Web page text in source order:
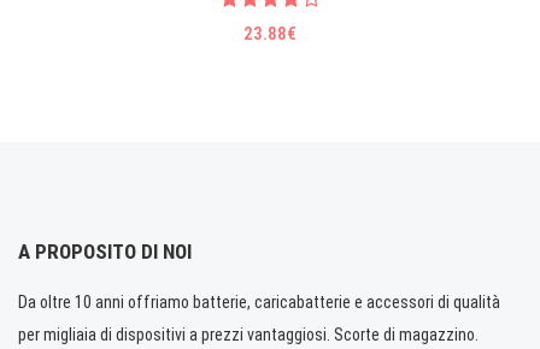
23.88€
A PROPOSITO DI NOI
Da oltre 10 anni offriamo batterie, caricabatterie e accessori di qualità
per migliaia di dispositivi a prezzi vantaggiosi. Scorte di magazzino.